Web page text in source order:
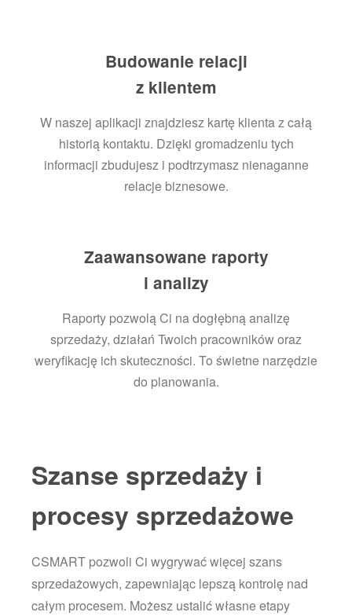
Budowanie relacji
z klientem
W naszej aplikacji znajdziesz kartę klienta z całą
historią kontaktu. Dzięki gromadzeniu tych
informacji zbudujesz i podtrzymasz nienaganne
relacje biznesowe.
Zaawansowane raporty
i analizy
Raporty pozwolą Ci na dogłębną analizę
sprzedaży, działań Twoich pracowników oraz
weryfikację ich skuteczności. To świetne narzędzie
do planowania.
Szanse sprzedaży i
procesy sprzedażowe
CSMART pozwoli Ci wygrywać więcej szans
sprzedażowych, zapewniając lepszą kontrolę nad
całym procesem. Możesz ustalić własne etapy